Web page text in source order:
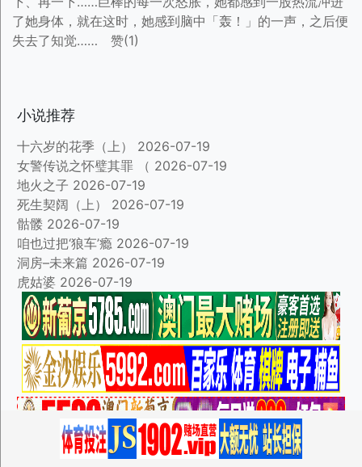
小说推荐
十六岁的花季（上）
2026-07-19
女警传说之怀璧其罪 （ 2026-07-19
地火之子 2026-07-19
死生契阔（上）
2026-07-19
骷髅 2026-07-19
咱也过把‘狼车’瘾 2026-07-19
洞房–未来篇 2026-07-19
虎姑婆 2026-07-19